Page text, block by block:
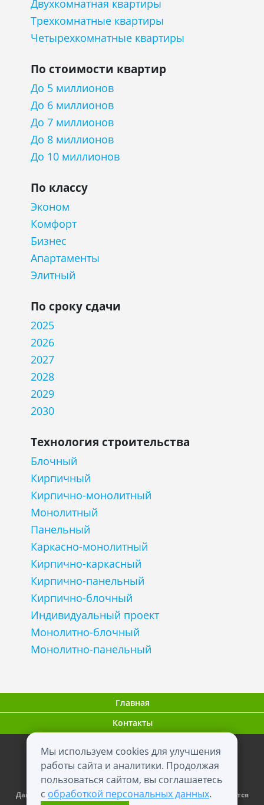
Мы используем cookies для улучшения
работы сайта и аналитики. Продолжая
пользоваться сайтом, вы соглашаетесь
с обработкой персональных данных.
Двухкомнатная квартиры
Трехкомнатные квартиры
Четырехкомнатные квартиры
По стоимости квартир
До 5 миллионов
До 6 миллионов
До 7 миллионов
До 8 миллионов
До 10 миллионов
По классу
Эконом
Комфорт
Бизнес
Апартаменты
Элитный
По сроку сдачи
2025
2026
2027
2028
2029
2030
Технология строительства
Блочный
Кирпичный
Кирпично-монолитный
Монолитный
Панельный
Каркасно-монолитный
Кирпично-каркасный
Кирпично-панельный
Кирпично-блочный
Индивидуальный проект
Монолитно-блочный
Монолитно-панельный
Главная
Контакты
ООО "ВНовостройке.ру"
2012 - 2026 0+
Данный сайт носит информационный характер и не является